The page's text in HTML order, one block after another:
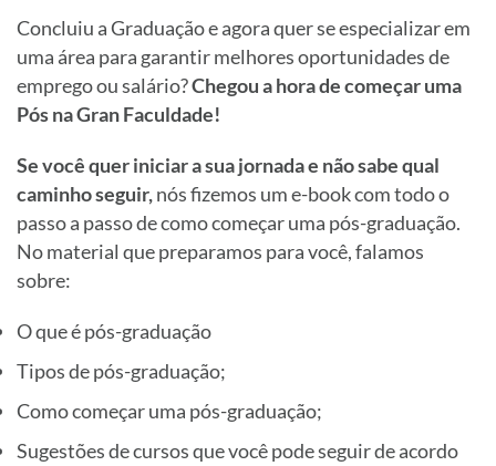
Concluiu a Graduação e agora quer se especializar em
uma área para garantir melhores oportunidades de
emprego ou salário?Chegou a hora de começar uma
Pós na Gran Faculdade!
Se você quer iniciar a sua jornada e não sabe qual
caminho seguir,nós fizemos um e-book com todo o
passo a passo de como começar uma pós-graduação.
No material que preparamos para você, falamos
sobre:
O que é pós-graduação
Tipos de pós-graduação;
Como começar uma pós-graduação;
Sugestões de cursos que você pode seguir de acordo